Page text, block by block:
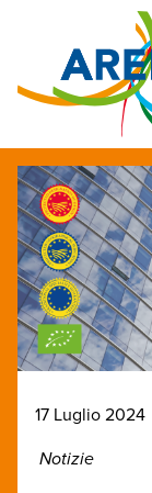
17 Luglio 2024
Notizie